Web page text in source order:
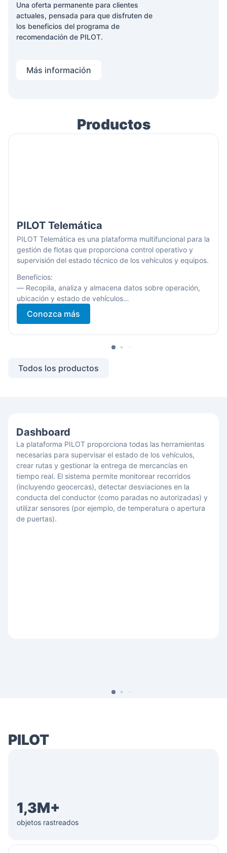
Una oferta permanente para clientes
actuales, pensada para que disfruten de
los beneficios del programa de
recomendación de PILOT.
Más información
Productos
PILOT Telemática
PILOT Telemática es una plataforma multifuncional para la
gestión de flotas que proporciona control operativo y
supervisión del estado técnico de los vehículos y equipos.
Beneficios:
— Recopila, analiza y almacena datos sobre operación,
ubicación y estado de vehículos
— Optimiza el consumo de combustible
— Supervisa el desempeño de conductores
— Analiza datos para la toma de decisiones empresariales
Conozca más
Todos los productos
Dashboard
La plataforma PILOT proporciona todas las herramientas
necesarias para supervisar el estado de los vehículos,
crear rutas y gestionar la entrega de mercancías en
tiempo real. El sistema permite monitorear recorridos
(incluyendo geocercas), detectar desviaciones en la
conducta del conductor (como paradas no autorizadas) y
utilizar sensores (por ejemplo, de temperatura o apertura
de puertas).
PILOT
1,3M+
objetos rastreados